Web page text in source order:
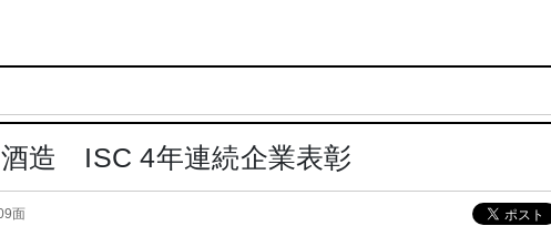
造 ISC 4年連続企業表彰
面